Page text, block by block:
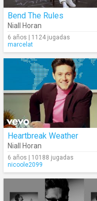
Bend The Rules
Niall Horan
6 años | 1124 jugadas
marcelat
Heartbreak Weather
Niall Horan
6 años | 10188 jugadas
nicoole2099